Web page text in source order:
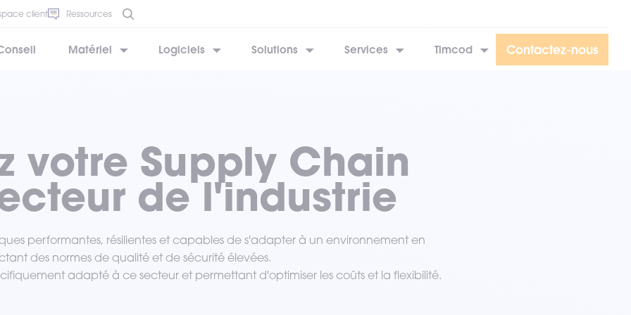
client Ressources
Matériel Logiciels Solutions Services Timcod Contactez-nous
votre Supply Chain
de l'industrie
performantes, résilientes et capables de s'adapter à un environnement en
des normes de qualité et de sécurité élevées.
adapté à ce secteur et permettant d'optimiser les coûts et la flexibilité.